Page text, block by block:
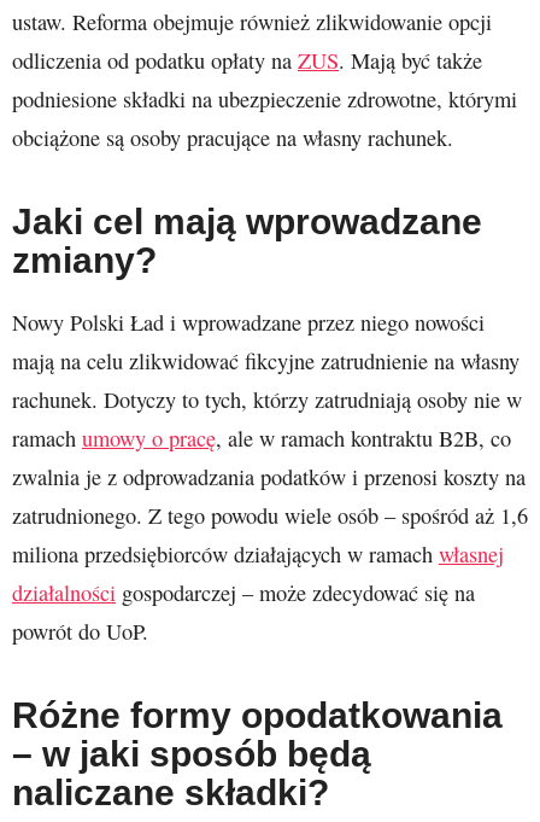
ustaw. Reforma obejmuje również zlikwidowanie opcji
odliczenia od podatku opłaty na ZUS. Mają być także
podniesione składki na ubezpieczenie zdrowotne, którymi
obciążone są osoby pracujące na własny rachunek.
Jaki cel mają wprowadzane
zmiany?
Nowy Polski Ład i wprowadzane przez niego nowości
mają na celu zlikwidować fikcyjne zatrudnienie na własny
rachunek. Dotyczy to tych, którzy zatrudniają osoby nie w
ramach umowy o pracę, ale w ramach kontraktu B2B, co
zwalnia je z odprowadzania podatków i przenosi koszty na
zatrudnionego. Z tego powodu wiele osób – spośród aż 1,6
miliona przedsiębiorców działających w ramach własnej
działalności gospodarczej – może zdecydować się na
powrót do UoP.
Różne formy opodatkowania
– w jaki sposób będą
naliczane składki?